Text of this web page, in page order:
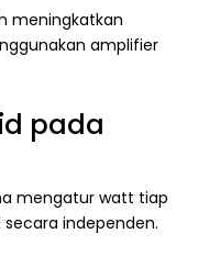
meningkatkan
amplifier
pada
mengatur watt tiap
independen.